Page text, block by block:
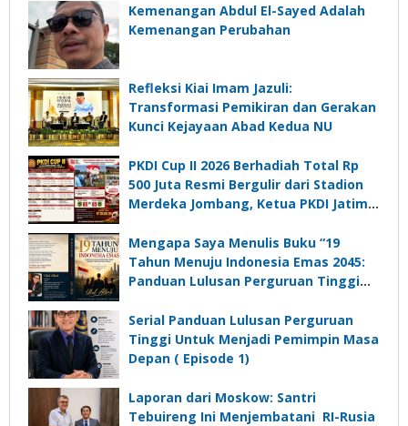
Kemenangan Abdul El-Sayed Adalah
Kemenangan Perubahan
Refleksi Kiai Imam Jazuli:
Transformasi Pemikiran dan Gerakan
Kunci Kejayaan Abad Kedua NU
PKDI Cup II 2026 Berhadiah Total Rp
500 Juta Resmi Bergulir dari Stadion
Merdeka Jombang, Ketua PKDI Jatim:
Komunikasi Kades untuk Memajukan
Desa
Mengapa Saya Menulis Buku “19
Tahun Menuju Indonesia Emas 2045:
Panduan Lulusan Perguruan Tinggi
Depan”?
Serial Panduan Lulusan Perguruan
Tinggi Untuk Menjadi Pemimpin Masa
Depan ( Episode 1)
Laporan dari Moskow: Santri
Tebuireng Ini Menjembatani RI-Rusia